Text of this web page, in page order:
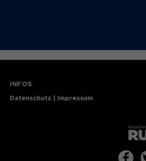
INFOS
Datenschutz
Impressum